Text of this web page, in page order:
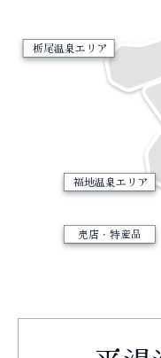
栃尾温泉エリア
福地温泉エリア
売店・特産品